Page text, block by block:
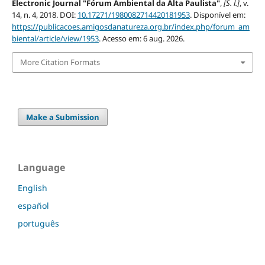
Electronic Journal "Fórum Ambiental da Alta Paulista",[S. l.], v.
14, n. 4, 2018. DOI: 10.17271/1980082714420181953. Disponível em:
https://publicacoes.amigosdanatureza.org.br/index.php/forum_am
biental/article/view/1953. Acesso em: 6 aug. 2026.
More Citation Formats
Make a Submission
Language
English
español
português